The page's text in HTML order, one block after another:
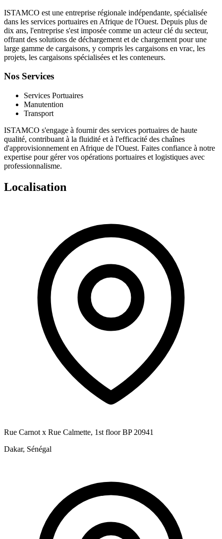
ISTAMCO est une entreprise régionale indépendante, spécialisée
dans les services portuaires en Afrique de l'Ouest. Depuis plus de
dix ans, l'entreprise s'est imposée comme un acteur clé du secteur,
offrant des solutions de déchargement et de chargement pour une
large gamme de cargaisons, y compris les cargaisons en vrac, les
projets, les cargaisons spécialisées et les conteneurs.
Nos Services
Services Portuaires
Manutention
Transport
ISTAMCO s'engage à fournir des services portuaires de haute
qualité, contribuant à la fluidité et à l'efficacité des chaînes
d'approvisionnement en Afrique de l'Ouest. Faites confiance à notre
expertise pour gérer vos opérations portuaires et logistiques avec
professionnalisme.
Localisation
Rue Carnot x Rue Calmette, 1st floor BP 20941
Dakar, Sénégal